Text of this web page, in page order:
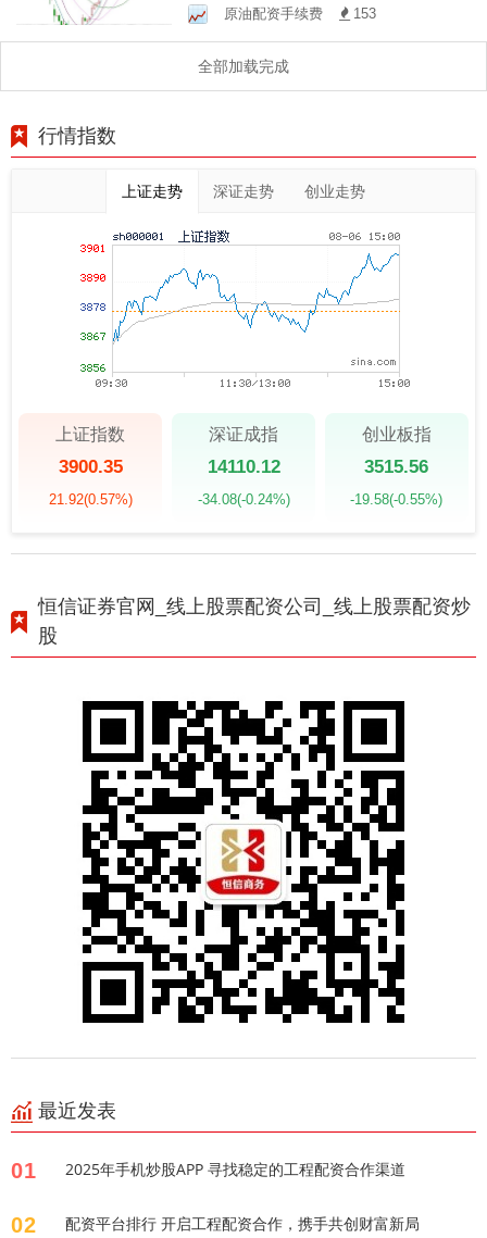
资，助力您的财富增值之
路！
原油配资手续费 153
全部加载完成
行情指数
上证走势 深证走势 创业走势
上证指数
3900.35
21.92(0.57%)
深证成指
14110.12
-34.08(-0.24%)
创业板指
3515.56
-19.58(-0.55%)
恒信证券官网_线上股票配资公司_线上股票配资炒
股
最近发表
01 2025年手机炒股APP 寻找稳定的工程配资合作渠道
02 配资平台排行 开启工程配资合作，携手共创财富新局